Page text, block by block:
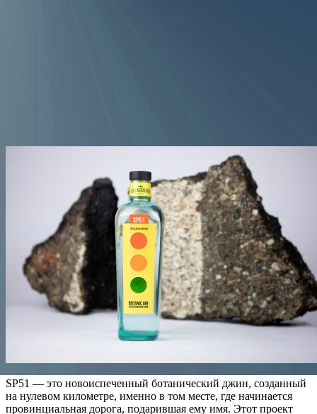
SP51 — это новоиспеченный ботанический джин, созданный
на нулевом километре, именно в том месте, где начинается
провинциальная дорога, подарившая ему имя. Этот проект